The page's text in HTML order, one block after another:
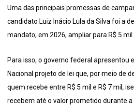
Uma das principais promessas de
candidato Luiz Inácio Lula da Silva foi a
mandato, em 2026, ampliar para R$ 5 mil
Para isso, o governo federal apresentou
Nacional projeto de lei que, por meio de
quem recebe entre R$ 5 mil e R$ 7 mil,
recebem até o valor prometido durante a